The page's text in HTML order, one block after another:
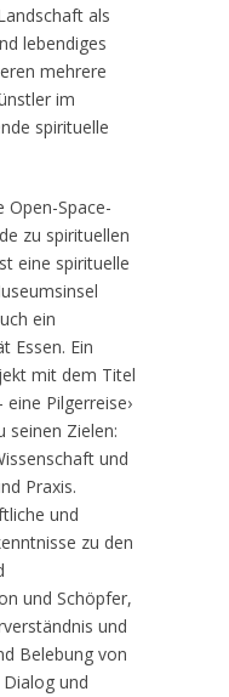
als
lebendiges
mehrere
im
spirituelle
Open-Space-
zu spirituellen
eine spirituelle
ein
Essen. Ein
mit dem Titel
Pilgerreise›
seinen Zielen:
und
Praxis.
und
zu den
und Schöpfer,
und
Belebung von
und